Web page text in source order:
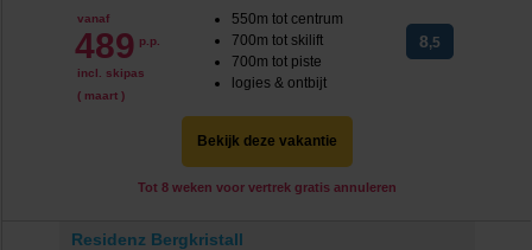
vanaf
489 p.p.
incl. skipas
( maart )
550m tot centrum
700m tot skilift
700m tot piste
logies & ontbijt
8,5
Bekijk deze vakantie
Tot 8 weken voor vertrek gratis annuleren
Residenz Bergkristall